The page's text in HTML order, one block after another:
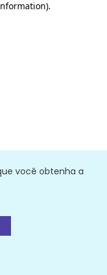
você obtenha a
.